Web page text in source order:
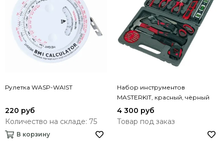
Рулетка WASP-WAIST
220 руб
Количество на складе: 75
В корзину
Набор инструментов
MASTERKIT, красный, чёрный
4 300 руб
Товар под заказ